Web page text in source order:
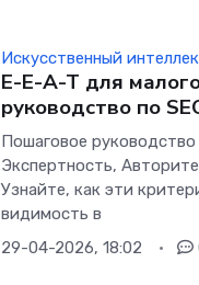
Искусственный
E-E-A-T для
руководство по
Пошаговое
Экспертность,
Узнайте, как эти
видимость в
29-04-2026, 18:02